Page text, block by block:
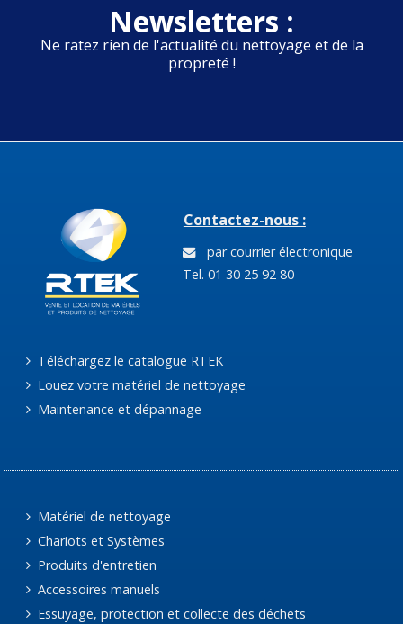
Newsletters :
Ne ratez rien de l'actualité du nettoyage et de la
propreté !
Contactez-nous :
par courrier électronique
Tel. 01 30 25 92 80
Téléchargez le catalogue RTEK
Louez votre matériel de nettoyage
Maintenance et dépannage
Matériel de nettoyage
Chariots et Systèmes
Produits d'entretien
Accessoires manuels
Essuyage, protection et collecte des déchets